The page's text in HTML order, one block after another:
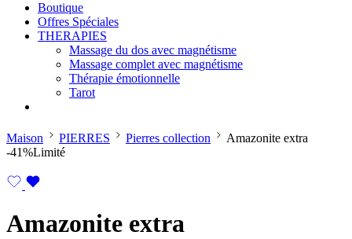
Boutique
Offres Spéciales
THERAPIES
Massage du dos avec magnétisme
Massage complet avec magnétisme
Thérapie émotionnelle
Tarot
Maison PIERRES Pierres collection
Amazonite extra
-41%Limité
Amazonite extra